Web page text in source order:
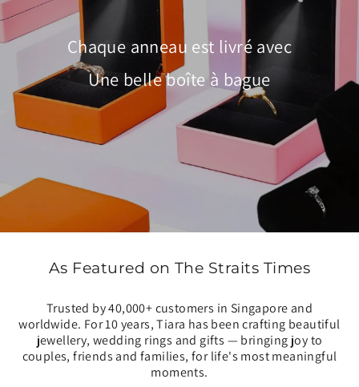
Chaque anneau est livré avec
Une belle boîte à bague
As Featured on The Straits Times
Trusted by 40,000+ customers in Singapore and
worldwide. For 10 years, Tiara has been crafting beautiful
jewellery, wedding rings and gifts — bringing joy to
couples, friends and families, for life's most meaningful
moments.